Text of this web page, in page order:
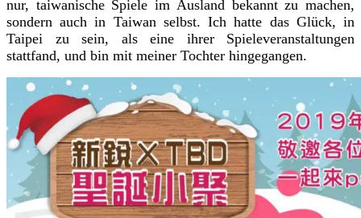
nur, taiwanische Spiele im Ausland bekannt zu machen,
sondern auch in Taiwan selbst. Ich hatte das Glück, in
Taipei zu sein, als eine ihrer Spieleveranstaltungen
stattfand, und bin mit meiner Tochter hingegangen.